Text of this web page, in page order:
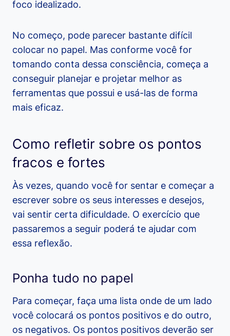
foco idealizado.
No começo, pode parecer bastante difícil
colocar no papel. Mas conforme você for
tomando conta dessa consciência, começa a
conseguir planejar e projetar melhor as
ferramentas que possui e usá-las de forma
mais eficaz.
Como refletir sobre os pontos
fracos e fortes
Às vezes, quando você for sentar e começar a
escrever sobre os seus interesses e desejos,
vai sentir certa dificuldade. O exercício que
passaremos a seguir poderá te ajudar com
essa reflexão.
Ponha tudo no papel
Para começar, faça uma lista onde de um lado
você colocará os pontos positivos e do outro,
os negativos. Os pontos positivos deverão ser